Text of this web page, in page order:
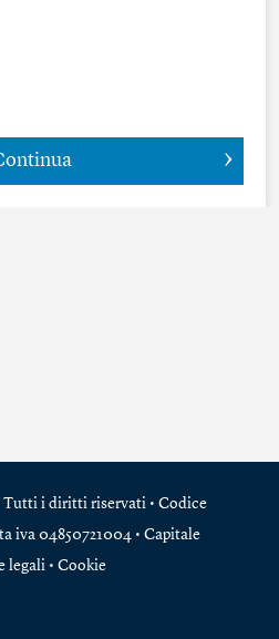
Tutti i diritti riservati • Codice
iva 04850721004 • Capitale
legali • Cookie